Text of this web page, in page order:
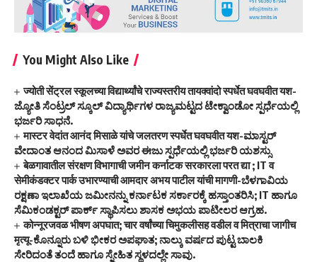
You Might Also Like
ज्योती सेंट्रल स्कूलच्या विद्यार्थ्यांचे राज्यस्तरीय तायक्वांदो स्पर्धेत घवघवीत यश-
ಜ್ಯೋತಿ ಸೆಂಟ್ರಲ್ ಸ್ಕೂಲ್ ವಿದ್ಯಾರ್ಥಿಗಳ ರಾಜ್ಯಮಟ್ಟದ ಟೇಕ್ವಾಂಡೋ ಸ್ಪರ್ಧೆಯಲ್ಲಿ
ಭರ್ಜರಿ ಸಾಧನೆ.
मास्टर वेदांत आनंद मिसाळे यांचे जलतरण स्पर्धेत घवघवीत यश-ಮಾಸ್ಟರ್
ವೇದಾಂತ ಆನಂದ ಮಿಸಾಳೆ ಅವರ ಈಜು ಸ್ಪರ್ಧೆಯಲ್ಲಿ ಭರ್ಜರಿ ಯಶಸ್ಸು
बेळगावातील संरक्षण विभागाची जमीन कर्नाटक सरकारला परत द्या ; IT व
सेमीकंडक्टर पार्क उभारण्याची आमदार अभय पाटील यांची मागणी-ಬೆಳಗಾವಿಯ
ರಕ್ಷಣಾ ಇಲಾಖೆಯ ಜಮೀನನ್ನು ಕರ್ನಾಟಕ ಸರ್ಕಾರಕ್ಕೆ ಹಸ್ತಾಂತರಿಸಿ; IT ಹಾಗೂ
ಸೆಮಿಕಂಡಕ್ಟರ್ ಪಾರ್ಕ್ ಸ್ಥಾಪಿಸಲು ಶಾಸಕ ಅಭಯ ಪಾಟೀಲರ ಆಗ್ರಹ.
कोन्नूरजवळ भीषण अपघात; चार वर्षांच्या चिमुकलीसह वडील व मित्राचा जागीच
मृत्यू-ಕೊನ್ನೂರು ಬಳಿ ಭೀಕರ ಅಪಘಾತ; ನಾಲ್ಕು ವರ್ಷದ ಪುಟ್ಟ ಬಾಲಕಿ
ಸೇರಿದಂತೆ ತಂದೆ ಹಾಗೂ ಸ್ನೇಹಿತ ಸ್ಥಳದಲ್ಲೇ ಸಾವು.